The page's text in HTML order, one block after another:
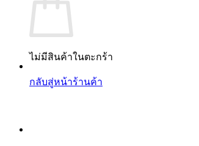
ไม่มีสินค้าในตะกร้า
กลับสู่หน้าร้านค้า